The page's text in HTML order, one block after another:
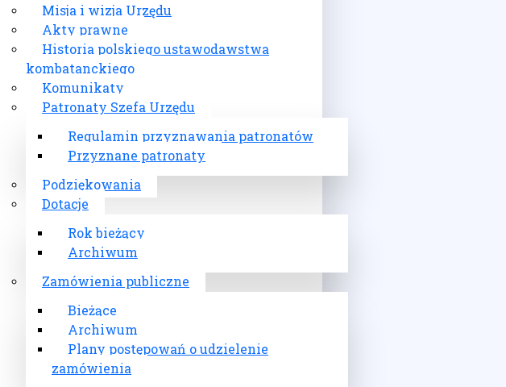
Misja i wizja Urzędu
Akty prawne
Historia polskiego ustawodawstwa
kombatanckiego
Komunikaty
Patronaty Szefa Urzędu
Regulamin przyznawania patronatów
Przyznane patronaty
Podziękowania
Dotacje
Rok bieżący
Archiwum
Zamówienia publiczne
Bieżące
Archiwum
Plany postępowań o udzielenie
zamówienia